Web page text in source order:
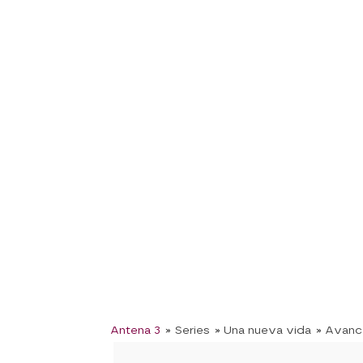
Antena 3 » Series » Una nueva vida »